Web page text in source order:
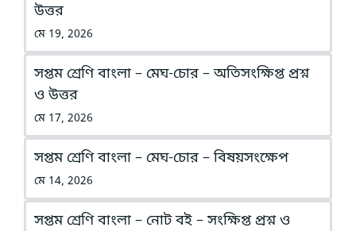
উত্তর
মে 19, 2026
সপ্তম শ্রেণি বাংলা – মেঘ-চোর – অতিসংক্ষিপ্ত প্রশ্ন
ও উত্তর
মে 17, 2026
সপ্তম শ্রেণি বাংলা – মেঘ-চোর – বিষয়সংক্ষেপ
মে 14, 2026
সপ্তম শ্রেণি বাংলা – নোট বই – সংক্ষিপ্ত প্রশ্ন ও